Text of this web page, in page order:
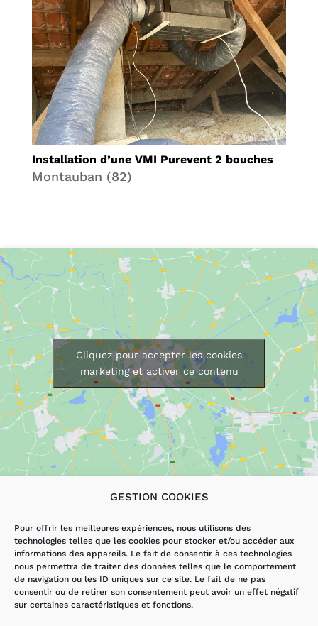
GESTION COOKIES
Pour offrir les meilleures expériences, nous utilisons des
technologies telles que les cookies pour stocker et/ou accéder aux
informations des appareils. Le fait de consentir à ces technologies
nous permettra de traiter des données telles que le comportement
de navigation ou les ID uniques sur ce site. Le fait de ne pas
consentir ou de retirer son consentement peut avoir un effet négatif
sur certaines caractéristiques et fonctions.
Installation d’une VMI Purevent 2 bouches
Montauban (82)
Cliquez pour accepter les cookies
marketing et activer ce contenu
LES SERVICES
DÉPANNAGE
ÉLECTRICITÉ
VMI/VMC
RÉNOVATION
HANDIBAT
AUTRES PAGES
ACCUEIL
ACTUALITÉS
CONTACT
MENTIONS